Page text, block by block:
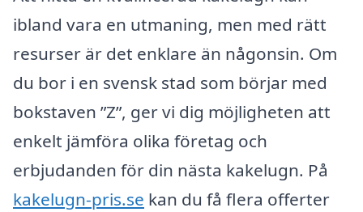
ibland vara en utmaning, men med rätt
resurser är det enklare än någonsin. Om
du bor i en svensk stad som börjar med
bokstaven ”Z”, ger vi dig möjligheten att
enkelt jämföra olika företag och
erbjudanden för din nästa kakelugn. På
kakelugn-pris.se kan du få flera offerter